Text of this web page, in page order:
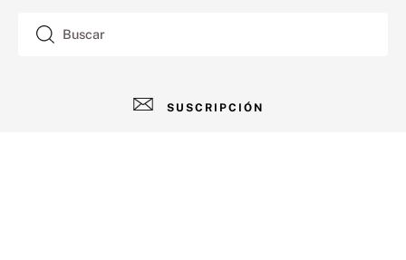
Buscar
SUSCRIPCIÓN